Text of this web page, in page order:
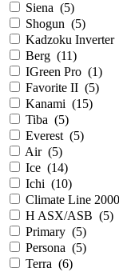
Siena (5)
Shogun (5)
Kadzoku Inverter
Berg (11)
IGreen Pro (1)
Favorite II (5)
Kanami (15)
Tiba (5)
Everest (5)
Air (5)
Ice (14)
Ichi (10)
Climate Line 2000
H ASX/ASB (5)
Primary (5)
Persona (5)
Terra (6)